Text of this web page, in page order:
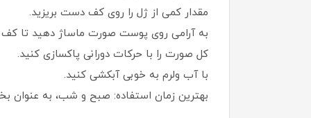
مقدار کمی از ژل را روی کف دست بریزید.
به آرامی روی پوست صورت ماساژ دهید تا کف
کل صورت را با حرکات دورانی پاکسازی کنید.
با آب ولرم به خوبی آبکشی کنید.
بهترین زمان استفاده: صبح و شب، به عنوان